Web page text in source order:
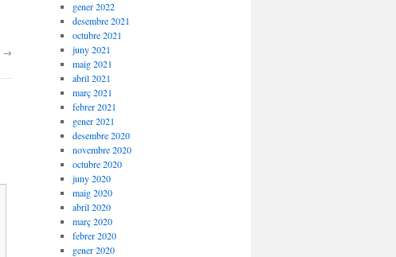
→
gener 2022
desembre 2021
octubre 2021
juny 2021
maig 2021
abril 2021
març 2021
febrer 2021
gener 2021
desembre 2020
novembre 2020
octubre 2020
juny 2020
maig 2020
abril 2020
març 2020
febrer 2020
gener 2020